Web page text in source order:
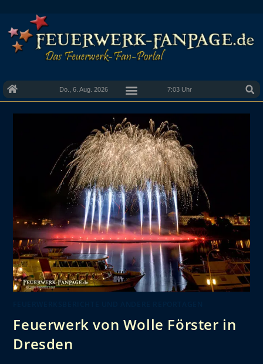
Do., 6. Aug. 2026 7:03 Uhr
Feuerwerk von Wolle Förster in
Dresden